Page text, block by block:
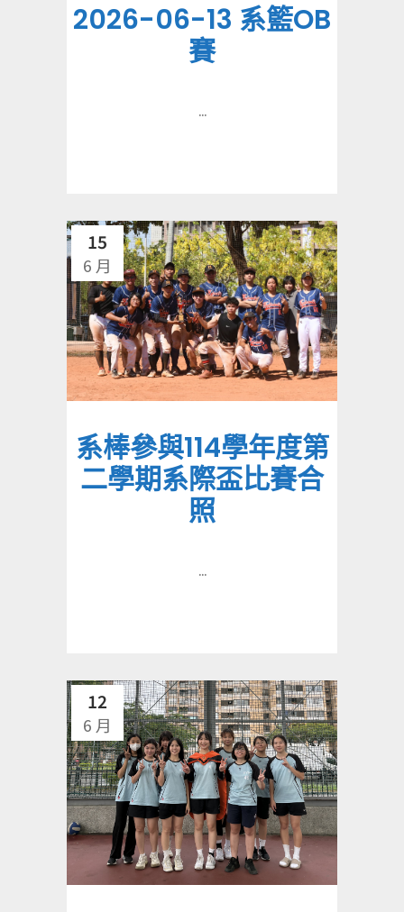
2026-06-13 系籃OB
賽
...
15
6 月
系棒參與114學年度第
二學期系際盃比賽合
照
...
12
6 月